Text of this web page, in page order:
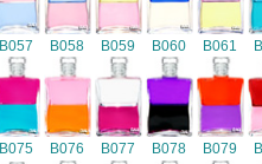
B057 B058 B059 B060 B061
B075 B076 B077 B078 B079